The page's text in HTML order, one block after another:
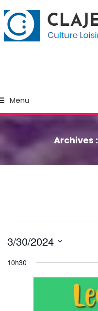
Menu
Archives :
for
30,
3/30/2024
une
10h30